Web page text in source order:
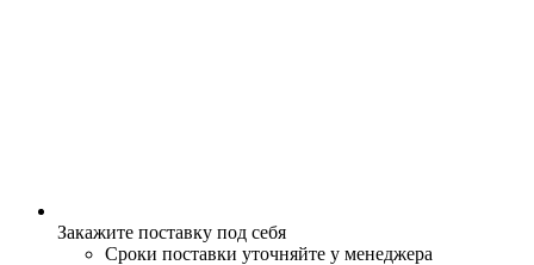
Закажите поставку под себя
Сроки поставки уточняйте у менеджера